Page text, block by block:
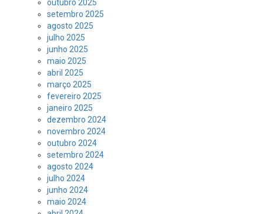
outubro 2025
setembro 2025
agosto 2025
julho 2025
junho 2025
maio 2025
abril 2025
março 2025
fevereiro 2025
janeiro 2025
dezembro 2024
novembro 2024
outubro 2024
setembro 2024
agosto 2024
julho 2024
junho 2024
maio 2024